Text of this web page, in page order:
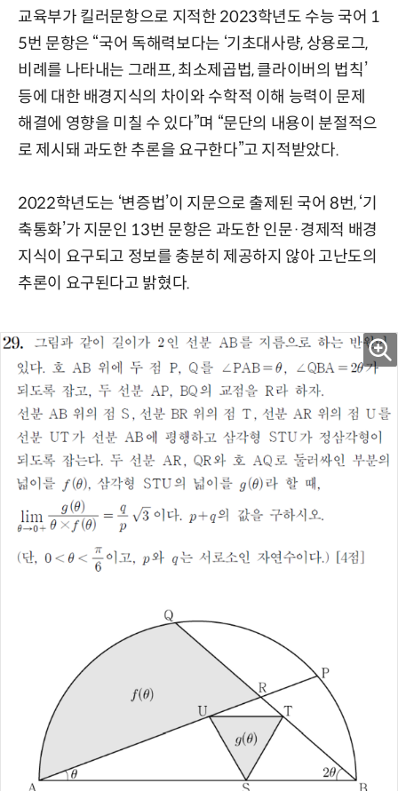
교육부가 킬러문항으로 지적한 2023학년도 수능 국어 1
5번 문항은 “국어 독해력보다는 ‘기초대사량, 상용로그,
비례를 나타내는 그래프, 최소제곱법, 클라이버의 법칙’
등에 대한 배경지식의 차이와 수학적 이해 능력이 문제
해결에 영향을 미칠 수 있다”며 “문단의 내용이 분절적으
로 제시돼 과도한 추론을 요구한다”고 지적받았다.
2022학년도는 ‘변증법’이 지문으로 출제된 국어 8번, ‘기
축통화’가 지문인 13번 문항은 과도한 인문·경제적 배경
지식이 요구되고 정보를 충분히 제공하지 않아 고난도의
추론이 요구된다고 밝혔다.